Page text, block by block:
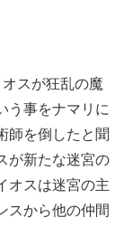
スが狂乱の魔
う事をナマリに
師を倒したと聞
が新たな迷宮の
オスは迷宮の主
スから他の仲間